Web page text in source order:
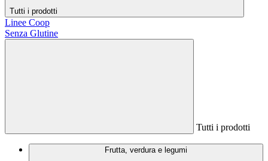
Tutti i prodotti
Linee Coop
Senza Glutine
Tutti i prodotti
Frutta, verdura e legumi